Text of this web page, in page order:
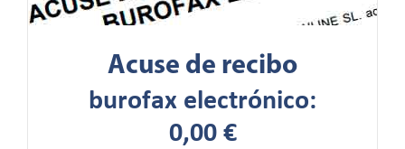
Acuse de recibo
burofax electrónico:
0,00 €